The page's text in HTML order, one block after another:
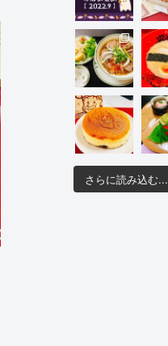
さらに読み込む...